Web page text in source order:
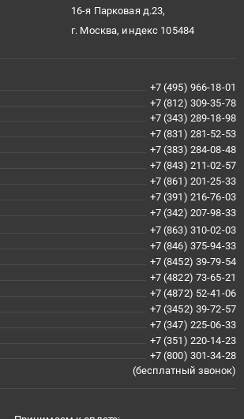
16-я Парковая д.23,
г. Москва, индекс 105484
+7 (495) 966-18-01
+7 (812) 309-35-78
+7 (343) 289-18-98
+7 (831) 281-52-53
+7 (383) 284-08-48
+7 (843) 211-02-57
+7 (861) 201-25-33
+7 (391) 216-76-03
+7 (342) 207-98-33
+7 (863) 310-02-03
+7 (846) 375-94-33
+7 (8452) 39-79-54
+7 (4822) 73-65-21
+7 (4872) 52-41-06
+7 (3452) 39-72-57
+7 (347) 225-06-33
+7 (351) 220-14-23
+7 (800) 301-34-28
(бесплатный звонок)